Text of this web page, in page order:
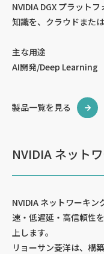
NVIDIA DGX プラット
知識を、クラウドまた
主な用途
AI開発/Deep Learning
製品一覧を見る
NVIDIA ネット
NVIDIA ネットワーキ
速・低遅延・高信頼性
上します。
リョーサン菱洋は、構